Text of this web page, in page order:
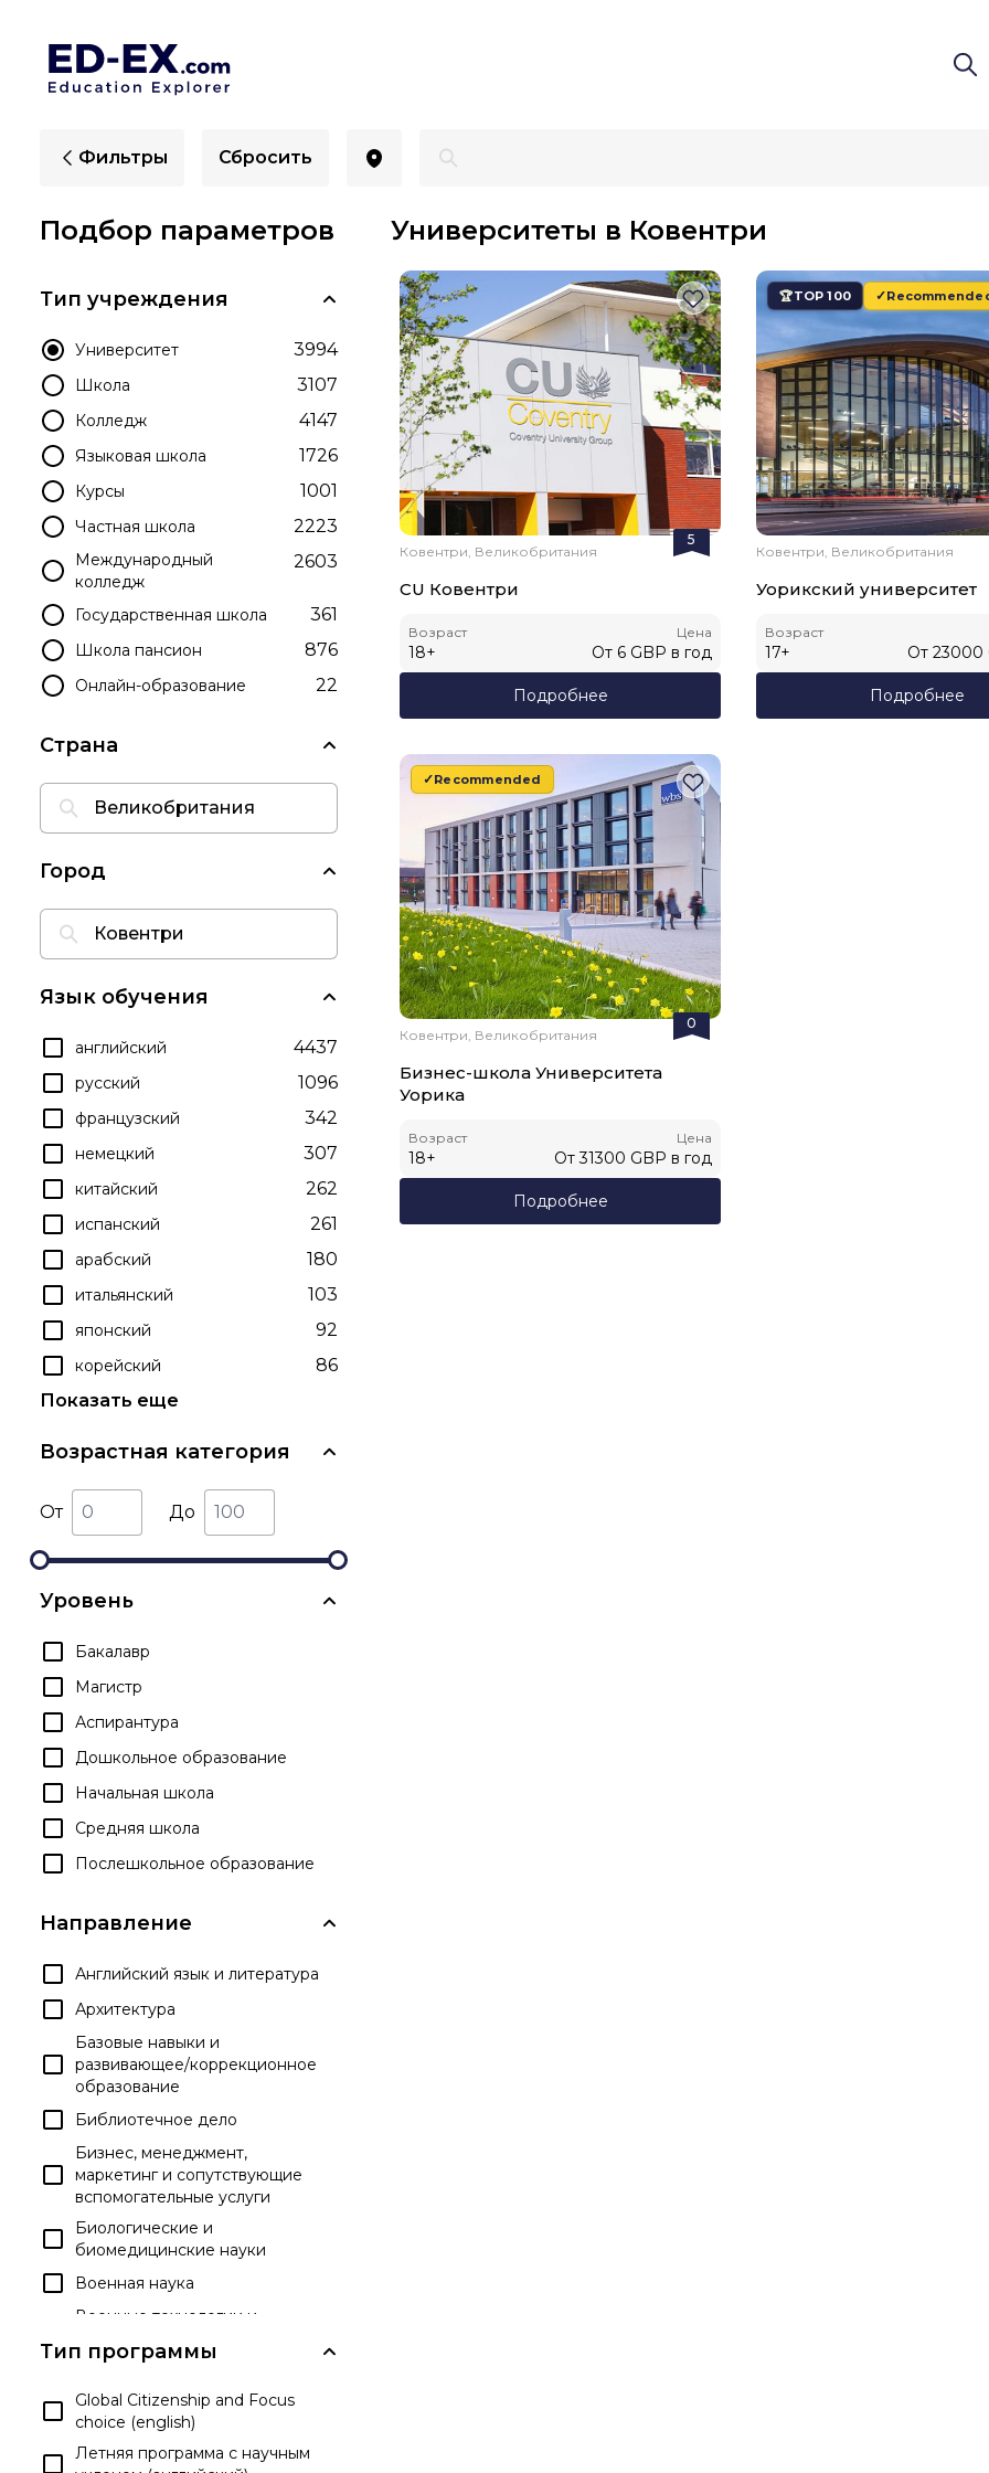
Фильтры Сбросить
Подбор параметров
Тип учреждения
Университет 3994
Школа 3107
Колледж 4147
Языковая школа 1726
Курсы 1001
Частная школа 2223
Международный
колледж
2603
Государственная школа 361
Школа пансион 876
Онлайн-образование 22
Страна
Город
Язык обучения
английский 4437
русский 1096
французский 342
немецкий 307
китайский 262
испанский 261
арабский 180
итальянский 103
японский 92
корейский
86
Показать еще
Возрастная категория
От До
Уровень
Бакалавр
Магистр
Аспирантура
Дошкольное образование
Начальная школа
Средняя школа
Послешкольное образование
Направление
Английский язык и литература
Архитектура
Базовые навыки и
развивающее/коррекционное
образование
Библиотечное дело
Бизнес, менеджмент,
маркетинг и сопутствующие
вспомогательные услуги
Биологические и
биомедицинские науки
Военная наука
Военные технологии и
Дипломы и аттестаты о
среднем образовании
Досуг и развлекательные
Тип программы
Global Citizenship and Focus
choice (english)
Летняя программа с научным
Университеты в Ковентри
5
Ковентри, Великобритания
CU Ковентри
Возраст
18+
Цена
От 6 GBP в год
Подробнее
TOP 100
Ковентри, Великобритания
Уорикский университет
Возраст
17+ От 23000
Подробнее
Recommended
0
Ковентри, Великобритания
Бизнес-школа Университета
Уорика
Возраст
18+
Цена
От 31300 GBP в год
Подробнее